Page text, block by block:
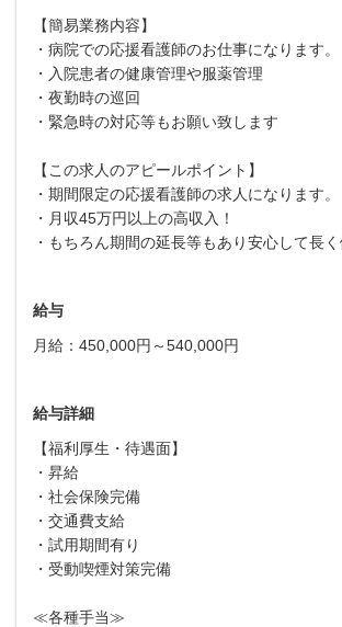
【簡易業務内容】
・病院での応援看護師のお仕事になります。
・入院患者の健康管理や服薬管理
・夜勤時の巡回
・緊急時の対応等もお願い致します
【この求人のアピールポイント】
・期間限定の応援看護師の求人になります。
・月収45万円以上の高収入！
・もちろん期間の延長等もあり安心して長く
給与
月給：450,000円～540,000円
給与詳細
【福利厚生・待遇面】
・昇給
・社会保険完備
・交通費支給
・試用期間有り
・受動喫煙対策完備
≪各種手当≫